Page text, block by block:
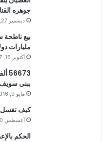
جوهره
ديسمبر 27, 2015
مليارات
أكتوبر 16, 2017
ببنى سويف
مايو 9, 2016
كيف تغسل
أغسطس 10, 2016
الحكم